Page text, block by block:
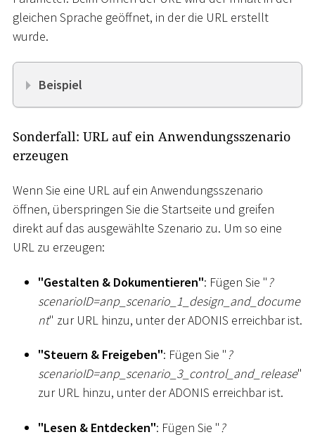
gleichen Sprache geöffnet, in der die URL erstellt
wurde.
Beispiel
Sonderfall: URL auf ein Anwendungsszenario
erzeugen
Wenn Sie eine URL auf ein Anwendungsszenario
öffnen, überspringen Sie die Startseite und greifen
direkt auf das ausgewählte Szenario zu. Um so eine
URL zu erzeugen:
"Gestalten & Dokumentieren": Fügen Sie "?
scenarioID=anp_scenario_1 design_and_docume
nt" zur URL hinzu, unter der ADONIS erreichbar ist.
"Steuern & Freigeben": Fügen Sie "?
scenarioID=anp_scenario_3_ control_and_release"
zur URL hinzu, unter der ADONIS erreichbar ist.
"Lesen & Entdecken": Fügen Sie "?